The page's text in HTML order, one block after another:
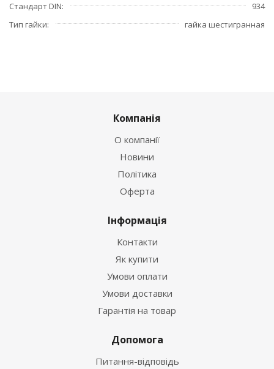
Стандарт DIN
934
Тип гайки
гайка шестигранная
Компанія
О компанії
Новини
Політика
Оферта
Інформація
Контакти
Як купити
Умови оплати
Умови доставки
Гарантія на товар
Допомога
Питання-відповідь